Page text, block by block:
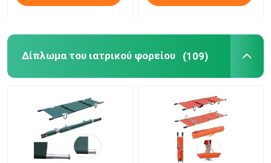
Δίπλωμα του ιατρικού φορείου (109)